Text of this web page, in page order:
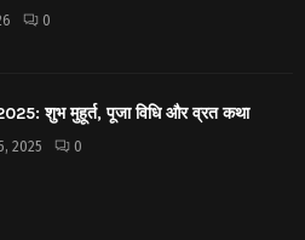
0
शुभ मुहूर्त, पूजा विधि और व्रत कथा
2025 0